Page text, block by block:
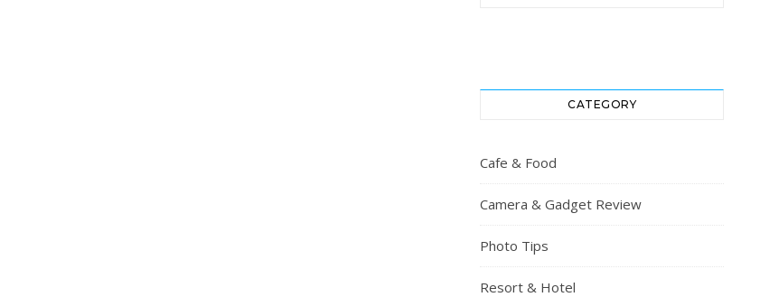
CATEGORY
Cafe & Food
Camera & Gadget Review
Photo Tips
Resort & Hotel